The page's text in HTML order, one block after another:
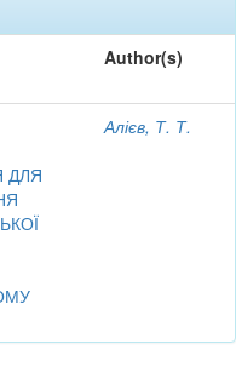
Author(s)
ДЛЯ
Алієв, Т. Т.